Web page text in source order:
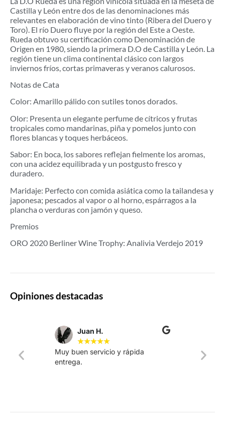
Castilla y León entre dos de las denominaciones más
relevantes en elaboración de vino tinto (Ribera del Duero y
Toro). El río Duero fluye por la región del Este a Oeste.
Rueda obtuvo su certificación como Denominación de
Origen en 1980, siendo la primera D.O de Castilla y León. La
región tiene un clima continental clásico con largos
inviernos fríos, cortas primaveras y veranos calurosos.
Notas de Cata
Color: Amarillo pálido con sutiles tonos dorados.
Olor: Presenta un elegante perfume de cítricos y frutas
tropicales como mandarinas, piña y pomelos junto con
flores blancas y toques herbáceos.
Sabor: En boca, los sabores reflejan fielmente los aromas,
con una acidez equilibrada y un postgusto fresco y
duradero.
Maridaje: Perfecto con comida asiática como la tailandesa y
japonesa; pescados al vapor o al horno, espárragos a la
plancha o verduras con jamón y queso.
Premios
ORO 2020 Berliner Wine Trophy: Analivia Verdejo 2019
Opiniones destacadas
Juan H.
★★★★★
Muy buen servicio y rápida
entrega.
La